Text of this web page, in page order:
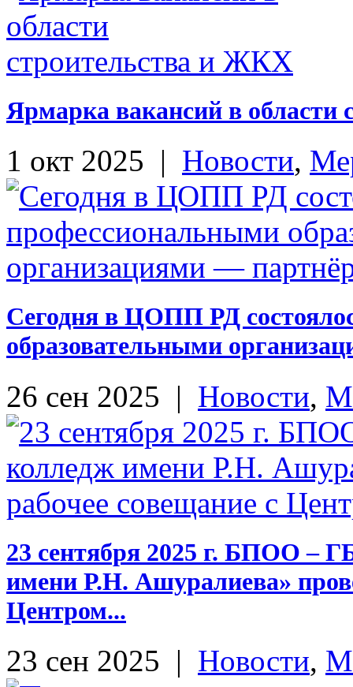
Ярмарка вакансий в
1 окт 2025 | Новости,
Сегодня в ЦОПП РД
образовательными
26 сен 2025 | Новости,
23 сентября 2025 г. БПОО –
имени Р.Н. Ашуралиева»
Центром...
23 сен 2025 | Новости,